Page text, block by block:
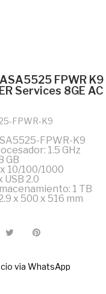
FPWR
Services 8GE AC
FPWR-K9
FPWR-K9
1.5 GHz
GB
10/100/1000
USB 2.0
1 TB
x 500 x 516 mm
via WhatsApp